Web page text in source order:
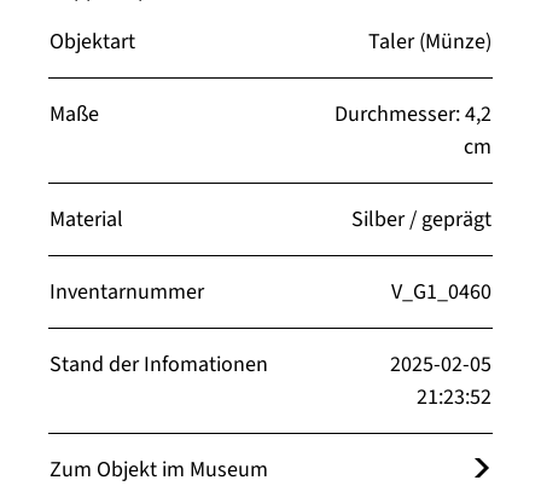
Objektart
Taler (Münze)
Maße
Durchmesser: 4,2
cm
Material Silber / geprägt
Inventarnummer V_G1_0460
Stand der Infomationen
2025-02-05
21:23:52
Zum Objekt im Museum